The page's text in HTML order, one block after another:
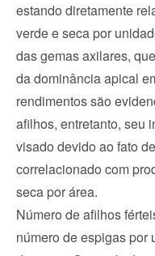
estando diretamente
verde e seca por
das gemas axilares,
da dominância apical
rendimentos são
afilhos, entretanto, seu
visado devido ao fato
correlacionado com
seca por área.
Número de afilhos
número de espigas por